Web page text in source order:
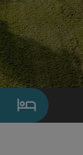
Element 1 von 7